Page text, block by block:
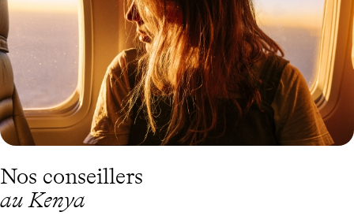
Nos conseillers
au Kenya